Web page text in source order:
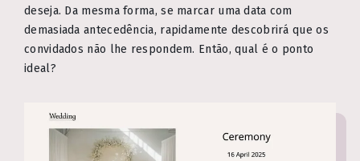
deseja. Da mesma forma, se marcar uma data com
demasiada antecedência, rapidamente descobrirá que os
convidados não lhe respondem. Então, qual é o ponto
ideal?